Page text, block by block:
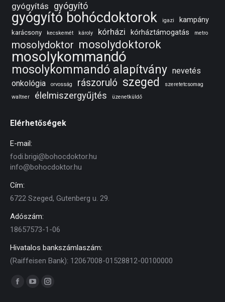
gyógyítás gyógyító
gyógyító bohócdoktorok igazi kampány
karácsony kecskemét károly kórházi kórháztámogatás metro
mosolydoktor mosolydoktorok
mosolykommandó
mosolykommandó alapítvány nevetés
onkológia
orvosság rászoruló szeged
szeretetcsomag
waltner
élelmiszergyűjtés üzenetküldő
Elérhetőségek
E-mail:
fodi.brigi@bohocdoktor.hu
info@bohocdoktor.hu
Cím:
6722 Szeged, Gutenberg u. 29.
Adószám:
18657573-1-06
Hivatalos bankszámlaszám:
(Raiffeisen Bank): 12067008-01528812-00100000
Find us on:
Facebook
YouTubeInstagram